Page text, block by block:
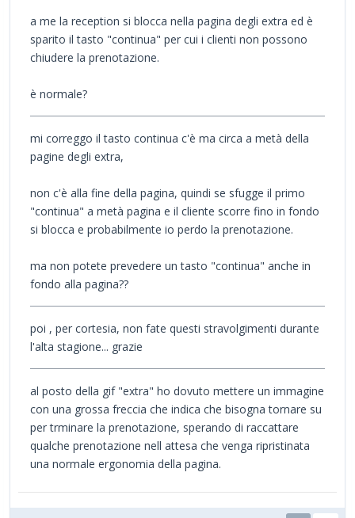
a me la reception si blocca nella pagina degli extra ed è
sparito il tasto "continua" per cui i clienti non possono
chiudere la prenotazione.
è normale?
mi correggo il tasto continua c'è ma circa a metà della
pagine degli extra,
non c'è alla fine della pagina, quindi se sfugge il primo
"continua" a metà pagina e il cliente scorre fino in fondo
si blocca e probabilmente io perdo la prenotazione.
ma non potete prevedere un tasto "continua" anche in
fondo alla pagina??
poi , per cortesia, non fate questi stravolgimenti durante
l'alta stagione... grazie
al posto della gif "extra" ho dovuto mettere un immagine
con una grossa freccia che indica che bisogna tornare su
per trminare la prenotazione, sperando di raccattare
qualche prenotazione nell attesa che venga ripristinata
una normale ergonomia della pagina.